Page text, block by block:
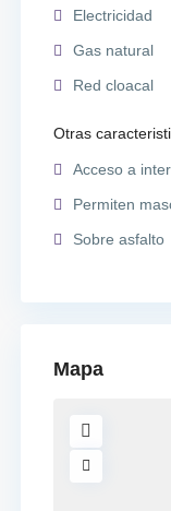
Electricidad
Gas natural
Red cloacal
Otras
Acceso a
Permiten
Sobre asfalto
Mapa